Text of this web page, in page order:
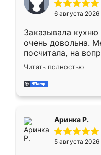
Мне нравится
мебели буду6 августа 2026
Заказывала кухню
очень довольна.
посчитала, на
Замерщик приехал
делу со всей
за день, ребята
Читать полностью
Аринка Р.
5 августа 2026